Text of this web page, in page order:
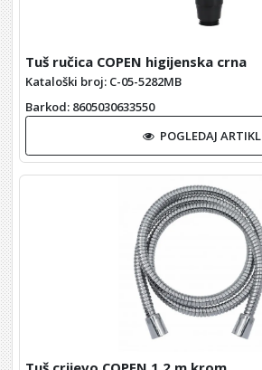
Tuš ručica COPEN higijenska crna
Kataloški broj: C-05-5282MB
Barkod: 8605030633550
POGLEDAJ ARTIKL